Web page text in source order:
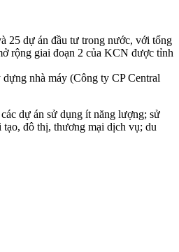
25 dự án đầu tư trong nước, với tổng
rộng giai đoạn 2 của KCN được tỉnh
nhà máy (Công ty CP Central
dự án sử dụng ít năng lượng; sử
tạo, đô thị, thương mại dịch vụ; du